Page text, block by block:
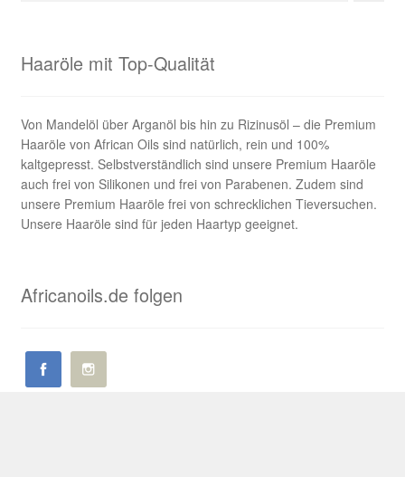
Haaröle mit Top-Qualität
Von Mandelöl über Arganöl bis hin zu Rizinusöl – die Premium
Haaröle von African Oils sind natürlich, rein und 100%
kaltgepresst. Selbstverständlich sind unsere Premium Haaröle
auch frei von Silikonen und frei von Parabenen. Zudem sind
unsere Premium Haaröle frei von schrecklichen Tieversuchen.
Unsere Haaröle sind für jeden Haartyp geeignet.
Africanoils.de folgen